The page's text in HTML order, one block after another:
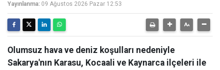
Yayınlanma: 09 Ağustos 2026 Pazar 12:53
Olumsuz hava ve deniz koşulları nedeniyle
Sakarya'nın Karasu, Kocaali ve Kaynarca ilçeleri ile